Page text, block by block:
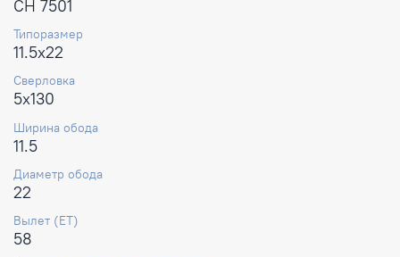
CH 7501
Типоразмер
11.5x22
Сверловка
5x130
Ширина обода
11.5
Диаметр обода
22
Вылет (ET)
58